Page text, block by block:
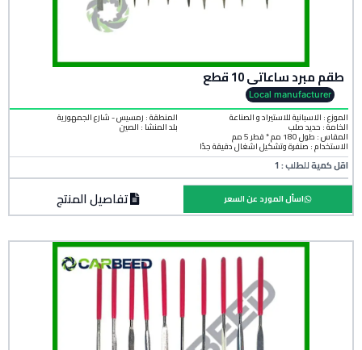
طقم مبرد ساعاتى 10 قطع
Local manufacturer
الموزع : الاسبانية للاستيراد و الصناعة
الخامة : حديد صلب
المنطقة : رمسيس - شارع الجمهورية
بلد المنشأ :الصين
المقاس : طول 180 مم * قطر 5 مم
الاستخدام : صنفرة وتشكيل أشغال دقيقة جدًا
اقل كمية للطلب : 1
تفاصيل المنتج اسأل المورد عن السعر